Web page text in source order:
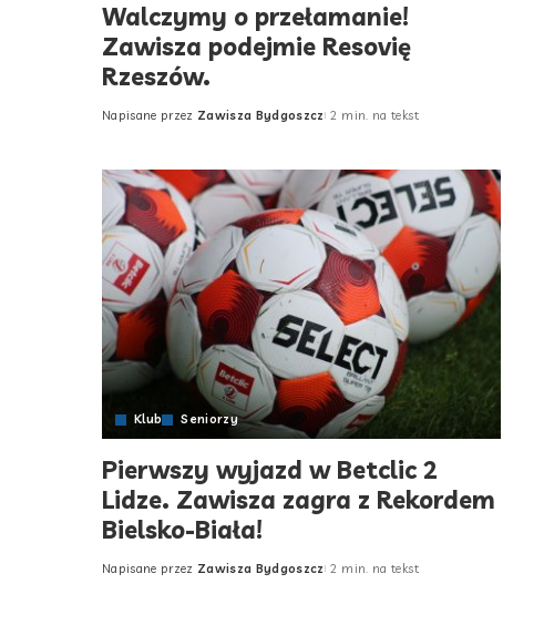
Walczymy o przełamanie!
Zawisza podejmie Resovię
Rzeszów.
Posted
Napisane przez Zawisza Bydgoszcz 2 min. na tekst
Klub Seniorzy
Pierwszy wyjazd w Betclic 2
Lidze. Zawisza zagra z Rekordem
Bielsko-Biała!
Posted
Napisane przez Zawisza Bydgoszcz 2 min. na tekst